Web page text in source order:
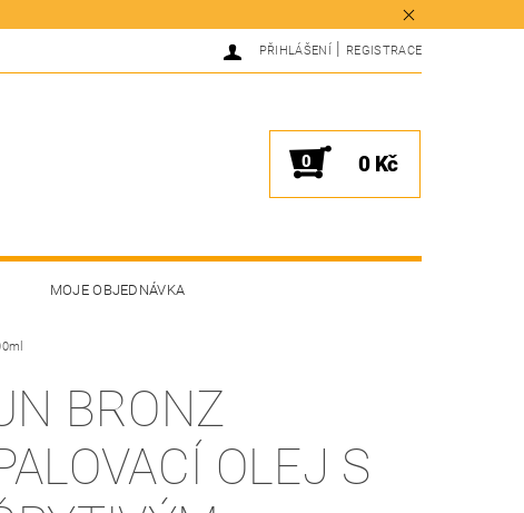
PŘIHLÁŠENÍ REGISTRACE
0 0 Kč
MOJE OBJEDNÁVKA
BRONZ
OLEJ S